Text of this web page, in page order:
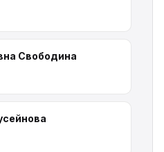
Свободина